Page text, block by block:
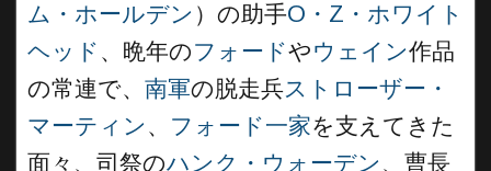
ム・ホールデン ）の助手O・Z・ホワイト
ヘッド 、晩年のフォードやウェイン作品
の常連で、 南軍の脱走兵ストローザー・
マーティン 、 フォード一家を支えてきた
面々、司祭のハンク・ウォーデン 、曹長